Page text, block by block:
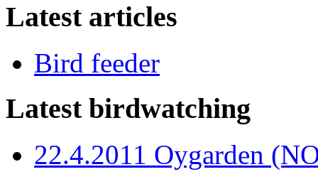
Latest articles
Bird feeder
Latest birdwatching
22.4.2011 Oygarden